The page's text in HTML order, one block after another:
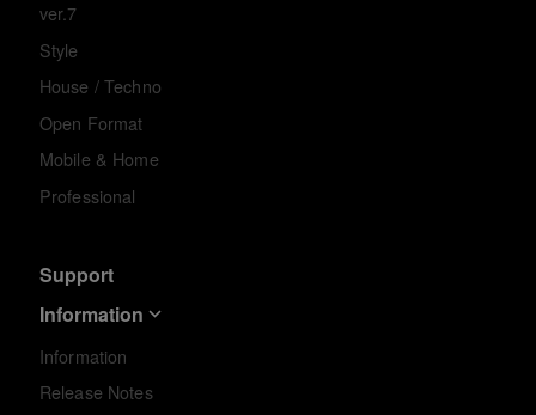
ver.7
Style
House / Techno
Open Format
Mobile & Home
Professional
Support
Information
Information
Release Notes